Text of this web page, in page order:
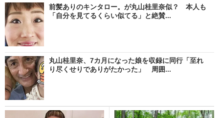
前髪ありのキンタロー。が丸山桂里奈似？ 本人も
「自分を見てるくらい似てる」と絶賛...
丸山桂里奈、7カ月になった娘を収録に同行「至れ
り尽くせりでありがたかった」 周囲...